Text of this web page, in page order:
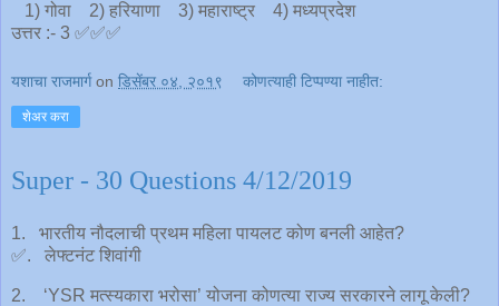
1) गोवा 2) हरियाणा 3) महाराष्ट्र 4) मध्यप्रदेश
उत्तर :- 3 ✅✅✅
यशाचा राजमार्ग on डिसेंबर ०४, २०१९ कोणत्याही टिप्पण्‍या नाहीत:
शेअर करा
Super - 30 Questions 4/12/2019
1. भारतीय नौदलाची प्रथम महिला पायलट कोण बनली आहेत?
✅. लेफ्टनंट शिवांगी
2. ‘YSR मत्स्यकारा भरोसा’ योजना कोणत्या राज्य सरकारने लागू केली?